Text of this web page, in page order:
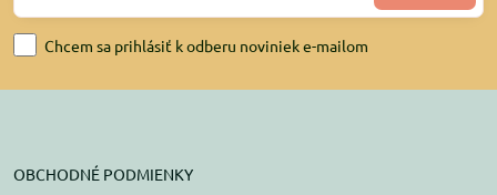
Chcem sa prihlásiť k odberu noviniek e-mailom
OBCHODNÉ PODMIENKY